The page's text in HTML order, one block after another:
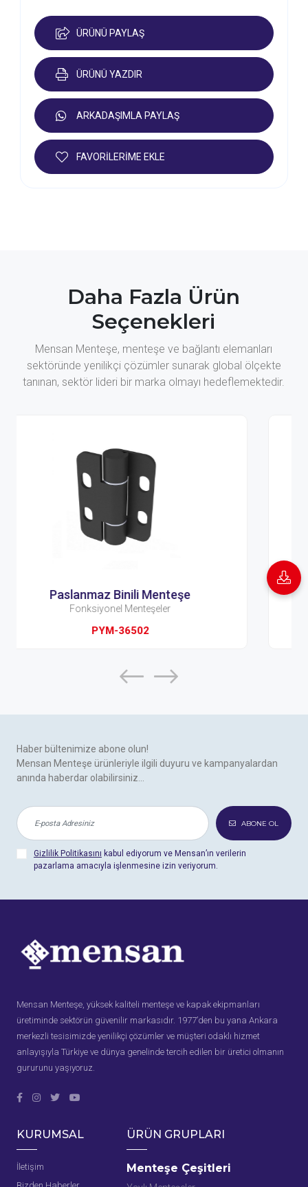
ÜRÜNÜ PAYLAŞ
ÜRÜNÜ YAZDIR
ARKADAŞIMLA PAYLAŞ
FAVORİLERİME EKLE
Daha Fazla Ürün
Seçenekleri
Mensan Menteşe, menteşe ve bağlantı elemanları
sektöründe yenilikçi çözümler sunarak global ölçekte
tanınan, sektör lideri bir marka olmayı hedeflemektedir.
Dereceli Menteşe 01
Fonksiyonel Menteşeler
Haber bültenimize abone olun!
Mensan Menteşe ürünleriyle ilgili duyuru ve kampanyalardan
anında haberdar olabilirsiniz...
ABONE OL
Gizlilik Politikasını kabul ediyorum ve Mensan’ın verilerin
pazarlama amacıyla işlenmesine izin veriyorum.
Mensan Menteşe, yüksek kaliteli menteşe ve kapak ekipmanları
üretiminde sektörün güvenilir markasıdır. 1977’den bu yana Ankara
merkezli tesisimizde yenilikçi çözümler ve müşteri odaklı hizmet
anlayışıyla Türkiye ve dünya genelinde tercih edilen bir üretici olmanın
gururunu yaşıyoruz.
KURUMSAL
İletişim
ÜRÜN GRUPLARI
Menteşe Çeşitleri